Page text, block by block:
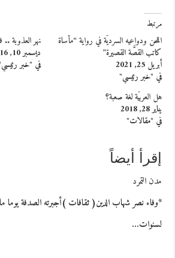
مرتبط
اللحن ودواعيه السرديَّة في رواية “مأساة
كاتب القصَّة القصيرة”
أبريل 25, 2021
في "خبر رئيسي"
نهر العذوبة
ديسمبر 10, 2016
في "خبر
هل العربيّة لغة صعبة؟
يناير 28, 2018
في "مقالات"
إقرأ أيضاً
مدن التمرد
*وفاء نصر شهاب الدين( ثقافات )أجبرته الصدفة
لسنوات…